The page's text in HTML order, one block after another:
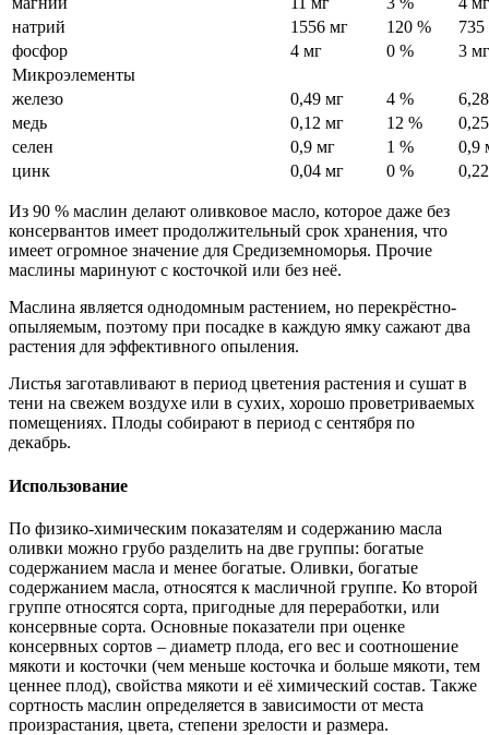
натрий
1556 мг 120 %
735
фосфор
4 мг 0 %
3 мг
Микроэлементы
железо
0,49 мг 4 %
медь
0,12 мг 12 %
селен
0,9 мг 1 %
0,9
цинк
0,04 мг 0 %
Из 90 % маслин делают оливковое масло, которое даже без
консервантов имеет продолжительный срок хранения, что
имеет огромное значение для Средиземноморья. Прочие
маслины маринуют с косточкой или без неё.
Маслина является однодомным растением, но перекрёстно-
опыляемым, поэтому при посадке в каждую ямку сажают два
растения для эффективного опыления.
Листья заготавливают в период цветения растения и сушат в
тени на свежем воздухе или в сухих, хорошо проветриваемых
помещениях. Плоды собирают в период с сентября по
декабрь.
Использование
По физико-химическим показателям и содержанию масла
оливки можно грубо разделить на две группы: богатые
содержанием масла и менее богатые. Оливки, богатые
содержанием масла, относятся к масличной группе. Ко второй
группе относятся сорта, пригодные для переработки, или
консервные сорта. Основные показатели при оценке
консервных сортов – диаметр плода, его вес и соотношение
мякоти и косточки (чем меньше косточка и больше мякоти, тем
ценнее плод), свойства мякоти и её химический состав. Также
сортность маслин определяется в зависимости от места
произрастания, цвета, степени зрелости и размера.